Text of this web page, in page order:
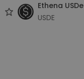
Ethena USDe
USDE